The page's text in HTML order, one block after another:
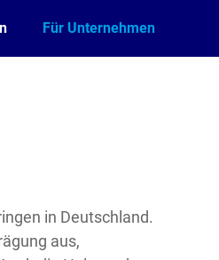
Für Unternehmen
in Deutschland.
aus,